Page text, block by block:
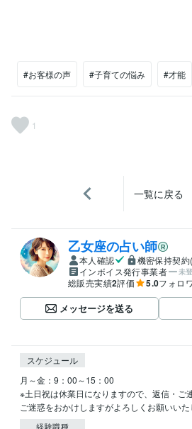
#お客様の声 #子育ての悩み #才能
1
一覧に戻る
乙女座の占い師
本人確認
機密保持契
インボイス発行事業者
未
総販売実績2評価 5.0フォロ
メッセージを送る
スケジュール
月～金：9：00～15：00
※土日祝は休業日になりますので、返信・ご
ご迷惑をおかけしますがよろしくお願いいた
経験職種